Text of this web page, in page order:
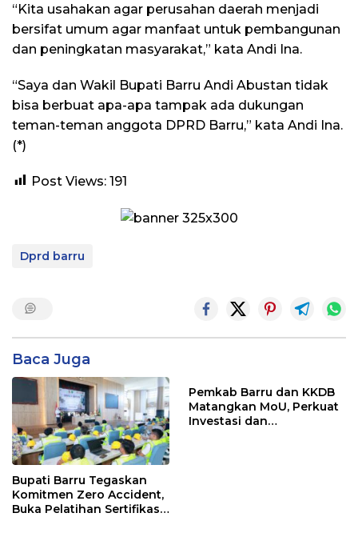
“Kita usahakan agar perusahan daerah menjadi
bersifat umum agar manfaat untuk pembangunan
dan peningkatan masyarakat,” kata Andi Ina.
“Saya dan Wakil Bupati Barru Andi Abustan tidak
bisa berbuat apa-apa tampak ada dukungan
teman-teman anggota DPRD Barru,” kata Andi Ina.
(*)
Post Views: 191
Dprd barru
Baca Juga
Bupati Barru Tegaskan
Komitmen Zero Accident,
Buka Pelatihan Sertifikasi
Pemkab Barru dan KKDB
Matangkan MoU, Perkuat
Investasi dan